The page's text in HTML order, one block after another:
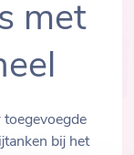
met
toegevoegde
bij het